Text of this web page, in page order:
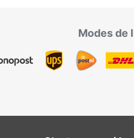
Modes de